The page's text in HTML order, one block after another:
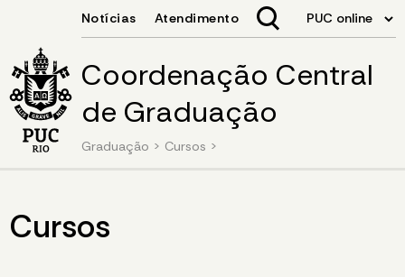
Coordenação Central
de Graduação
Graduação > Cursos >
Cursos